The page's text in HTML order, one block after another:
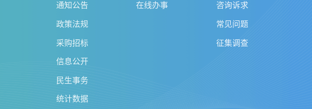
通知公告
政策法规
采购招标
信息公开
民生事务
统计数据
在线办事 咨询诉求
常见问题
征集调查